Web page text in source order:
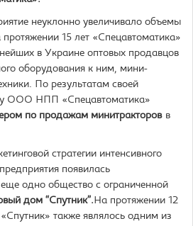
неуклонно увеличивало объемы
15 лет «Спецавтоматика»
в Украине оптовых продавцов
оборудования к ним, мини-
По результатам своей
ООО НПП «Спецавтоматика»
по продажам минитракторовв
стратегии интенсивного
появилась
одно общество с ограниченной
дом “Спутник”.На протяжении 12
также являлось одним из